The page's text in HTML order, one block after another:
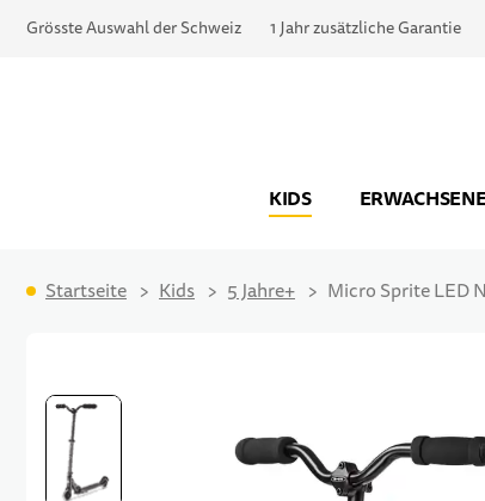
Grösste Auswahl der Schweiz 1 Jahr zusätzliche Garantie
KIDS
Startseite Kids 5 Jahre+ Micro Sprite LED